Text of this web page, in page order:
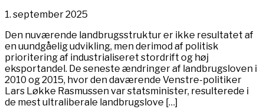
1. september 2025
Den nuværende landbrugsstruktur er ikke resultatet af
en uundgåelig udvikling, men derimod af politisk
prioritering af industrialiseret stordrift og høj
eksportandel. De seneste ændringer af landbrugsloven i
2010 og 2015, hvor den daværende Venstre-politiker
Lars Løkke Rasmussen var statsminister, resulterede i
de mest ultraliberale landbrugslove […]